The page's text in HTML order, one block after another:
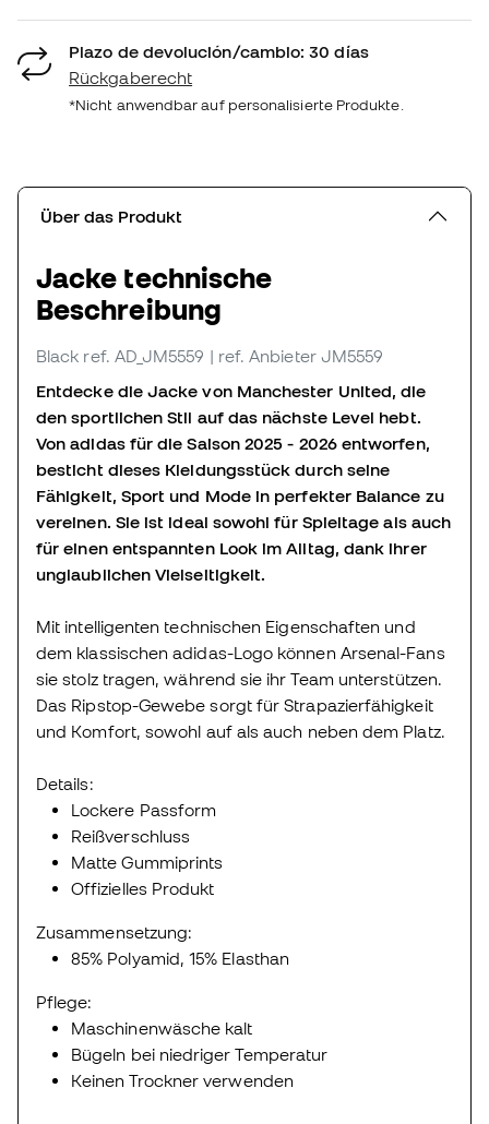
Plazo de devolución/cambio: 30 días
Rückgaberecht
*Nicht anwendbar auf personalisierte Produkte.
Über das Produkt
Jacke technische
Beschreibung
Black ref. AD_JM5559 | ref. Anbieter JM5559
Entdecke die Jacke von Manchester United, die
den sportlichen Stil auf das nächste Level hebt.
Von adidas für die Saison 2025 - 2026 entworfen,
besticht dieses Kleidungsstück durch seine
Fähigkeit, Sport und Mode in perfekter Balance zu
vereinen. Sie ist ideal sowohl für Spieltage als auch
für einen entspannten Look im Alltag, dank ihrer
unglaublichen Vielseitigkeit.
Mit intelligenten technischen Eigenschaften und
dem klassischen adidas-Logo können Arsenal-Fans
sie stolz tragen, während sie ihr Team unterstützen.
Das Ripstop-Gewebe sorgt für Strapazierfähigkeit
und Komfort, sowohl auf als auch neben dem Platz.
Details:
Lockere Passform
Reißverschluss
Matte Gummiprints
Offizielles Produkt
Zusammensetzung:
85% Polyamid, 15% Elasthan
Pflege:
Maschinenwäsche kalt
Bügeln bei niedriger Temperatur
Keinen Trockner verwenden